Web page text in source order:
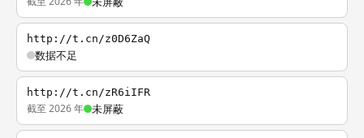
http://t.cn/z0D6ZaQ
数据不足
http://t.cn/zR6iIFR
截至 2026 年 未屏蔽